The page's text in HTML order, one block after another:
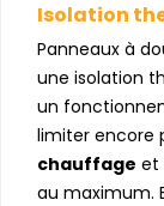
Isolation
Panneaux à
une isolation
un
limiter encore
chauffage et
au maximum.